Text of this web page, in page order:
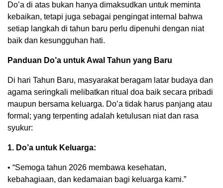
Do’a di atas bukan hanya dimaksudkan untuk meminta
kebaikan, tetapi juga sebagai pengingat internal bahwa
setiap langkah di tahun baru perlu dipenuhi dengan niat
baik dan kesungguhan hati.
Panduan Do’a untuk Awal Tahun yang Baru
Di hari Tahun Baru, masyarakat beragam latar budaya dan
agama seringkali melibatkan ritual doa baik secara pribadi
maupun bersama keluarga. Do’a tidak harus panjang atau
formal; yang terpenting adalah ketulusan niat dan rasa
syukur:
1. Do’a untuk Keluarga:
• “Semoga tahun 2026 membawa kesehatan,
kebahagiaan, dan kedamaian bagi keluarga kami.”